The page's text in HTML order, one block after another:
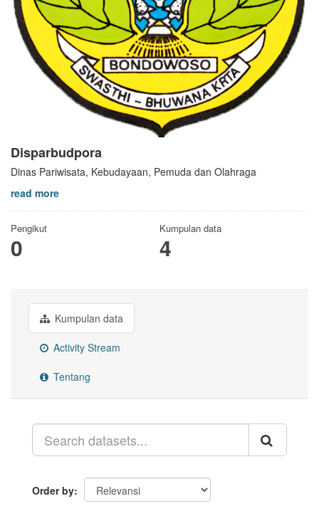
Disparbudpora
Dinas Pariwisata, Kebudayaan, Pemuda dan Olahraga
read more
Pengikut
0
Kumpulan data
4
Kumpulan data
Activity Stream
Tentang
Order by